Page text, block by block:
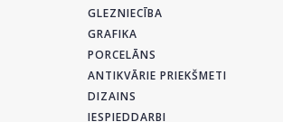
GLEZNIECĪBA
GRAFIKA
PORCELĀNS
ANTIKVĀRIE PRIEKŠMETI
DIZAINS
IESPIEDDARBI